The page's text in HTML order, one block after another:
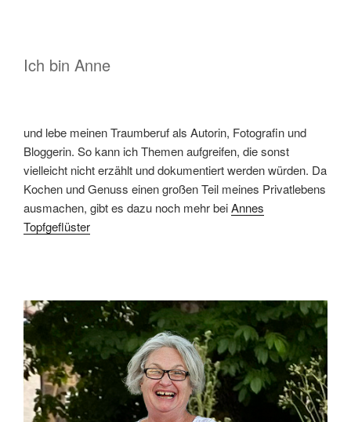
Ich bin Anne
und lebe meinen Traumberuf als Autorin, Fotografin und
Bloggerin. So kann ich Themen aufgreifen, die sonst
vielleicht nicht erzählt und dokumentiert werden würden. Da
Kochen und Genuss einen großen Teil meines Privatlebens
ausmachen, gibt es dazu noch mehr beiAnnes
Topfgeflüster